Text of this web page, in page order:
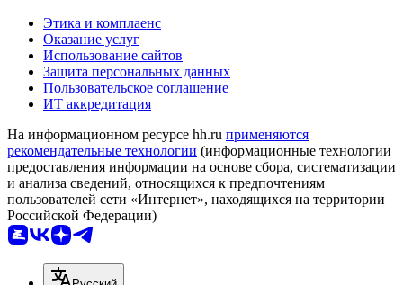
Этика и комплаенс
Оказание услуг
Использование сайтов
Защита персональных данных
Пользовательское соглашение
ИТ аккредитация
На информационном ресурсе hh.ru применяются
рекомендательные технологии (информационные технологии
предоставления информации на основе сбора, систематизации
и анализа сведений, относящихся к предпочтениям
пользователей сети «Интернет», находящихся на территории
Российской Федерации)